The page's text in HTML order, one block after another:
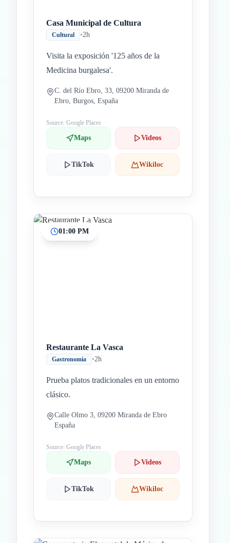
Casa Municipal de Cultura
Cultural •2h
Visita la exposición '125 años de la
Medicina burgalesa'.
C. del Río Ebro, 33, 09200 Miranda de
Ebro, Burgos, España
Source: Google Places
Maps Videos
TikTok Wikiloc
01:00 PM
Restaurante La Vasca
Gastronomía •2h
Prueba platos tradicionales en un entorno
clásico.
Calle Olmo 3, 09200 Miranda de Ebro
España
Source: Google Places
Maps Videos
TikTok Wikiloc